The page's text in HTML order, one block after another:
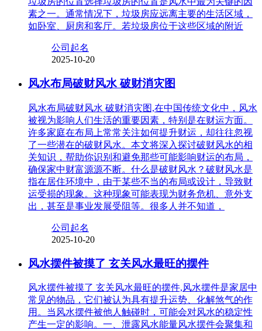
素之一。通常情况下，垃圾房应远离主要的生活区域，
如卧室、厨房和客厅。若垃圾房位于这些区域的附近
公司起名
2025-10-20
风水布局破财风水 破财消灾图
风水布局破财风水 破财消灾图,在中国传统文化中，风水
被视为影响人们生活的重要因素，特别是在财运方面。
许多家庭在布局上常常关注如何提升财运，却往往忽视
了一些潜在的破财风水。本文将深入探讨破财风水的相
关知识，帮助你识别和避免那些可能影响财运的布局，
确保家中财富源源不断。什么是破财风水？破财风水是
指在居住环境中，由于某些不当的布局或设计，导致财
运受损的现象。这种现象可能表现为财务危机、意外支
出，甚至是事业发展受阻等。很多人并不知道，
公司起名
2025-10-20
风水摆件被摸了 玄关风水最旺的摆件
风水摆件被摸了 玄关风水最旺的摆件,风水摆件是家居中
常见的物品，它们被认为具有提升运势、化解煞气的作
用。当风水摆件被他人触碰时，可能会对风水的稳定性
产生一定的影响。一、泄露风水能量风水摆件会聚集和